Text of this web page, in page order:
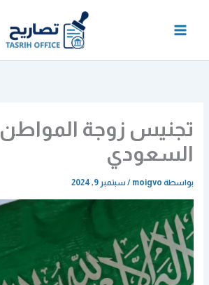
تجنيس زوجة المواطن
السعودي
بواسطة moigvo
/سبتمبر 9, 2024